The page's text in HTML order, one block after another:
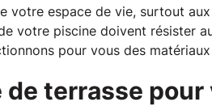
votre espace de vie, surtout
votre piscine doivent résister
pour vous des
de terrasse